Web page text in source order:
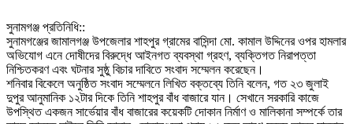
‎সুনামগঞ্জ প্রতিনিধি::
‎সুনামগঞ্জের জামালগঞ্জ উপজেলার শাহপুর গ্রামের বাসিন্দা মো. কামাল উদ্দিনের ওপর হামলার
অভিযোগ এনে দোষীদের বিরুদ্ধে আইনগত ব্যবস্থা গ্রহণ, ব্যক্তিগত নিরাপত্তা
নিশ্চিতকরণ এবং ঘটনার সুষ্ঠু বিচার দাবিতে সংবাদ সম্মেলন করেছেন।
‎শনিবার বিকেলে অনুষ্ঠিত সংবাদ সম্মেলনে লিখিত বক্তব্যে তিনি বলেন, গত ২৩ জুলাই
দুপুর আনুমানিক ১২টার দিকে তিনি শাহপুর বাঁধ বাজারে যান। সেখানে সরকারি কাজে
উপস্থিত একজন সার্ভেয়ার বাঁধ বাজারের কয়েকটি দোকান নির্মাণ ও মালিকানা সম্পর্কে তার